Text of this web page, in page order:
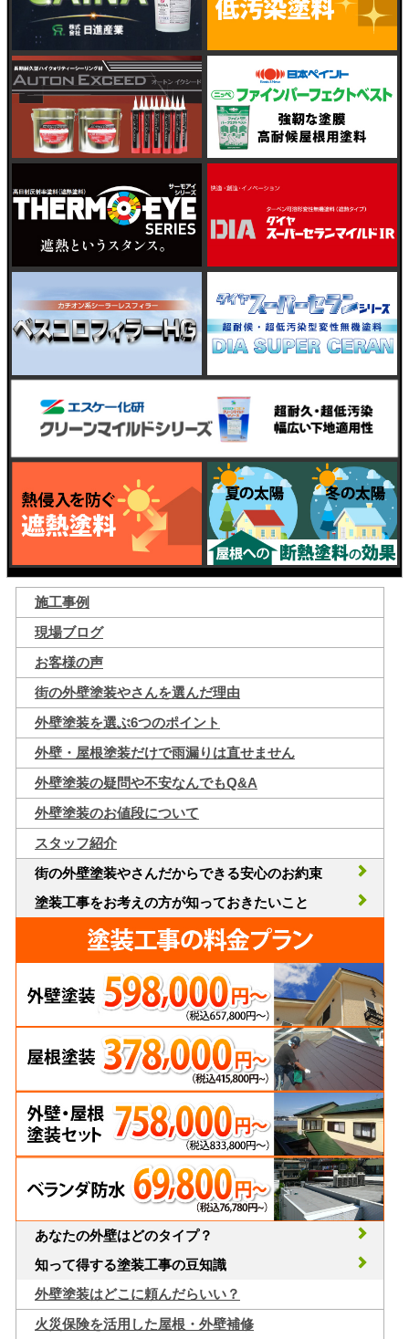
施工事例
現場ブログ
お客様の声
街の外壁塗装やさんを選んだ理由
外壁塗装を選ぶ6つのポイント
外壁・屋根塗装だけで雨漏りは直せません
外壁塗装の疑問や不安なんでもQ&A
外壁塗装のお値段について
スタッフ紹介
街の外壁塗装やさんだからできる安心のお約束
塗装工事をお考えの方が知っておきたいこと
あなたの外壁はどのタイプ？
知って得する塗装工事の豆知識
外壁塗装はどこに頼んだらいい？
火災保険を活用した屋根・外壁補修